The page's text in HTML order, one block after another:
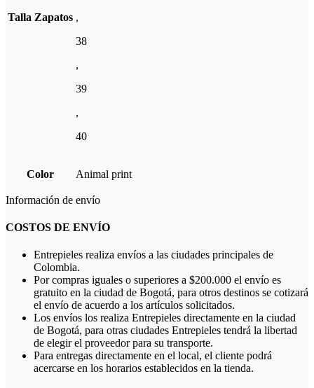
Talla Zapatos ,
38
,
39
,
40
Color Animal print
Información de envío
COSTOS DE ENVÍO
Entrepieles realiza envíos a las ciudades principales de
Colombia.
Por compras iguales o superiores a $200.000 el envío es
gratuito en la ciudad de Bogotá, para otros destinos se cotizará
el envío de acuerdo a los artículos solicitados.
Los envíos los realiza Entrepieles directamente en la ciudad
de Bogotá, para otras ciudades Entrepieles tendrá la libertad
de elegir el proveedor para su transporte.
Para entregas directamente en el local, el cliente podrá
acercarse en los horarios establecidos en la tienda.